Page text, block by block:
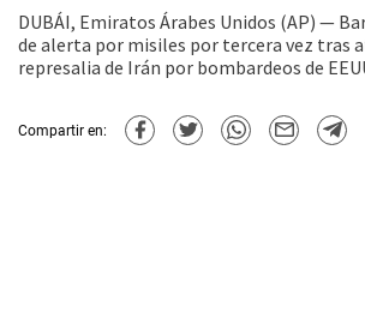
DUBÁI, Emiratos Árabes Unidos (AP) —
de alerta por misiles por tercera vez tras
represalia de Irán por bombardeos de
Compartir en: